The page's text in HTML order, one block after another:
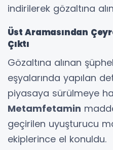
indirilerek gözaltına
Üst Aramasından
Çıktı
Gözaltına alınan
eşyalarında yapılan
piyasaya sürülmeye
Metamfetamin
geçirilen uyuşturucu
ekiplerince el konuldu.